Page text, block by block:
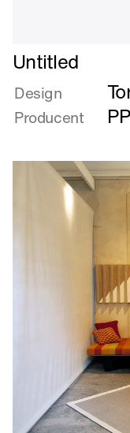
Læs
mere
om
Untitled
Untitled
Design
Producent